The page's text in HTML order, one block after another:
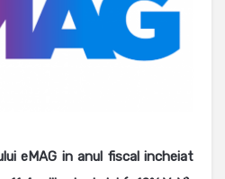
eMAG in anul fiscal incheiat